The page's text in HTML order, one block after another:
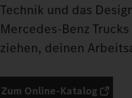
Technik und das
Mercedes‑Benz
ziehen, deinen
Zum Online-Katalog